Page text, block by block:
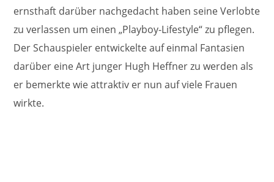
ernsthaft darüber nachgedacht haben seine Verlobte
zu verlassen um einen „Playboy-Lifestyle“ zu pflegen.
Der Schauspieler entwickelte auf einmal Fantasien
darüber eine Art junger Hugh Heffner zu werden als
er bemerkte wie attraktiv er nun auf viele Frauen
wirkte.